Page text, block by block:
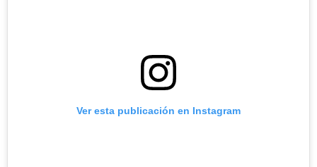
Ver esta publicación en Instagram